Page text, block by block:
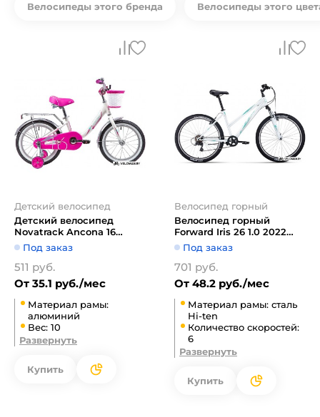
Велосипеды этого бренда Велосипеды этого
Детский велосипед
Детский велосипед
Novatrack Ancona 16
(белый/розовый, 2019)
Под заказ
511 руб.
От 35.1 руб./мес
Материал рамы:
алюминий
Вес: 10
Развернуть
Купить
Велосипед горный
Велосипед горный
Forward Iris 26 1.0 2022
(белый/бирюзовый)
Под заказ
701 руб.
От 48.2 руб./мес
Материал рамы: сталь
Hi-ten
Количество скоростей:
6
Развернуть
Купить